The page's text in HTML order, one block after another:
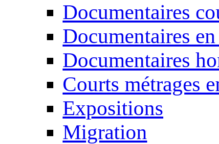
Documentaires
Documentaires
Documentaires
Courts métrages
Expositions
Migration